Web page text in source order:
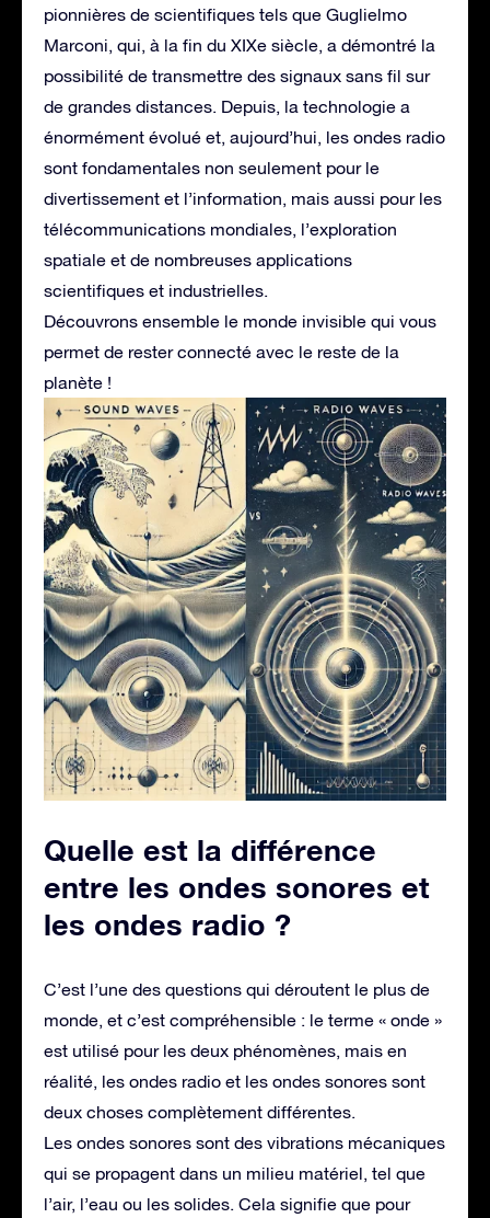
pionnières de scientifiques tels que Guglielmo
Marconi, qui, à la fin du XIXe siècle, a démontré la
possibilité de transmettre des signaux sans fil sur
de grandes distances. Depuis, la technologie a
énormément évolué et, aujourd’hui, les ondes radio
sont fondamentales non seulement pour le
divertissement et l’information, mais aussi pour les
télécommunications mondiales, l’exploration
spatiale et de nombreuses applications
scientifiques et industrielles.
Découvrons ensemble le monde invisible qui vous
permet de rester connecté avec le reste de la
planète !
Quelle est la différence
entre les ondes sonores et
les ondes radio ?
C’est l’une des questions qui déroutent le plus de
monde, et c’est compréhensible : le terme « onde »
est utilisé pour les deux phénomènes, mais en
réalité, les ondes radio et les ondes sonores sont
deux choses complètement différentes.
Les ondes sonores sont des vibrations mécaniques
qui se propagent dans un milieu matériel, tel que
l’air, l’eau ou les solides. Cela signifie que pour